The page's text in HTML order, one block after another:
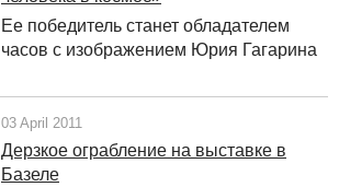
Ее победитель станет обладателем
часов с изображением Юрия Гагарина
03 April 2011
Дерзкое ограбление на выставке в
Базеле